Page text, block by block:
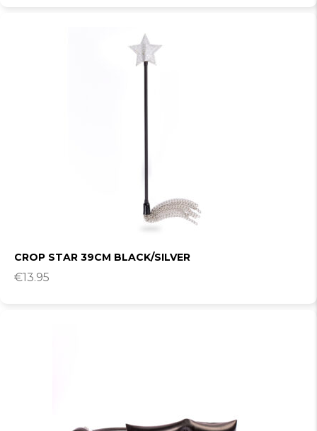
CROP STAR 39CM BLACK/SILVER
€13.95